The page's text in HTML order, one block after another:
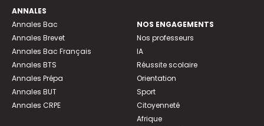
ANNALES
Annales Bac
Annales Brevet
Annales Bac Français
Annales BTS
Annales Prépa
Annales BUT
Annales CRPE
NOS ENGAGEMENTS
Nos professeurs
IA
Réussite scolaire
Orientation
Sport
Citoyenneté
Afrique